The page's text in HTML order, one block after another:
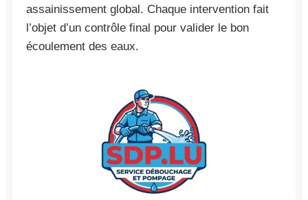
assainissement global. Chaque intervention fait
l’objet d’un contrôle final pour valider le bon
écoulement des eaux.